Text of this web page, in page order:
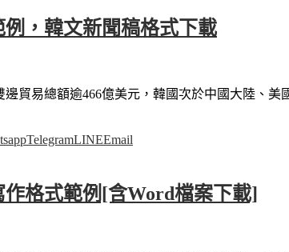
，韓文新聞稿格式下載
邊貿易總額逾466億美元，韓國次於中國大陸、
TelegramLINEEmail
作格式範例[含Word檔案下載]